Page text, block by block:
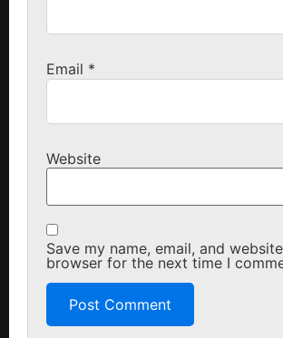
Email *
Website
Save my name, email, and
browser for the next time I